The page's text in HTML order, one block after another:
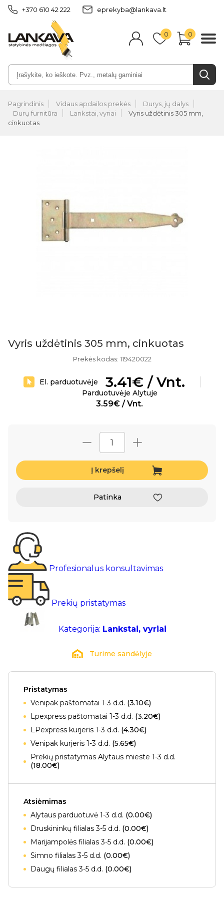
+370 610 42 222 eprekyba@lankava.lt
0 0
Pagrindinis Vidaus apdailos prekės
Durys, jų dalys
Durų furnitūra
Lankstai, vyriai
Vyris uždėtinis 305 mm,
cinkuotas
Vyris uždėtinis 305 mm, cinkuotas
Prekės kodas: 119420022
El. parduotuvėje 3.41€ / Vnt.
Parduotuvėje Alytuje
3.59€ / Vnt.
Į krepšelį
Patinka
Profesionalus konsultavimas
Prekių pristatymas
Kategorija: Lankstai, vyriai
Turime sandėlyje
Pristatymas
Venipak paštomatai 1-3 d.d. (3.10€)
Lpexpress paštomatai 1-3 d.d. (3.20€)
LPexpress kurjeris 1-3 d.d. (4.30€)
Venipak kurjeris 1-3 d.d. (5.65€)
Prekių pristatymas Alytaus mieste 1-3 d.d.
(18.00€)
Atsiėmimas
Alytaus parduotuvė 1-3 d.d. (0.00€)
Druskininkų filialas 3-5 d.d. (0.00€)
Marijampolės filialas 3-5 d.d. (0.00€)
Simno filialas 3-5 d.d. (0.00€)
Daugų filialas 3-5 d.d. (0.00€)